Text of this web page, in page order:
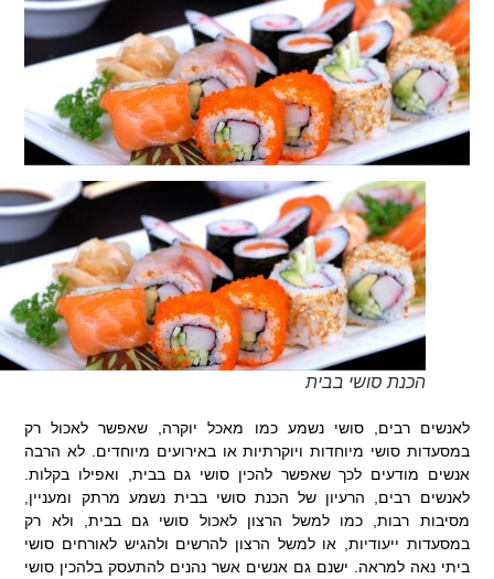
הכנת סושי בבית
לאנשים רבים, סושי נשמע כמו מאכל יוקרה, שאפשר לאכול רק
במסעדות סושי מיוחדות ויוקרתיות או באירועים מיוחדים. לא הרבה
אנשים מודעים לכך שאפשר להכין סושי גם בבית, ואפילו בקלות.
לאנשים רבים, הרעיון של הכנת סושי בבית נשמע מרתק ומעניין,
מסיבות רבות, כמו למשל הרצון לאכול סושי גם בבית, ולא רק
במסעדות ייעודיות, או למשל הרצון להרשים ולהגיש לאורחים סושי
ביתי נאה למראה. ישנם גם אנשים אשר נהנים להתעסק בלהכין סושי